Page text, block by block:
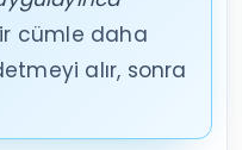
cümle daha
alır, sonra